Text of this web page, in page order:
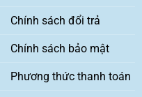
Chính sách đổi trả
Chính sách bảo mật
Phương thức thanh toán